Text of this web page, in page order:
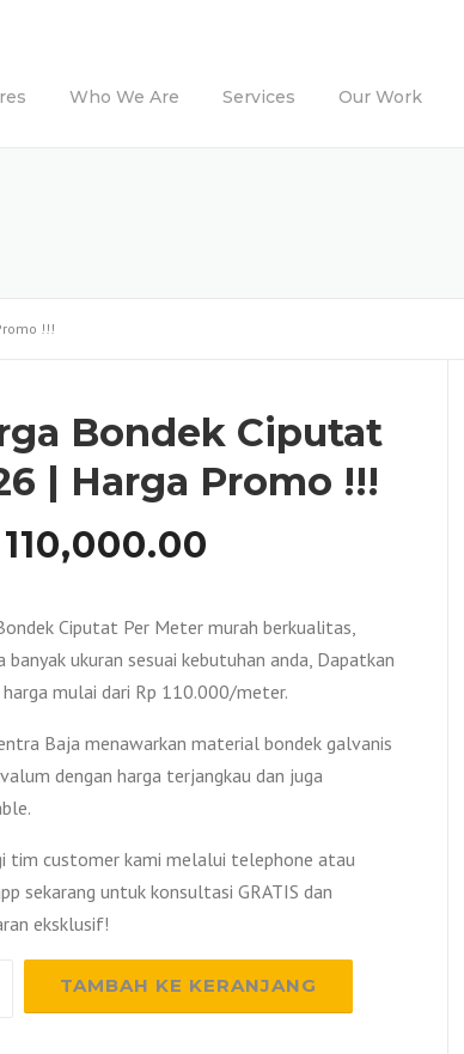
Who We Are Services Our Work
!!!
Bondek Ciputat
| Harga Promo !!!
110,000.00
Ciputat Per Meter murah berkualitas,
banyak ukuran sesuai kebutuhan anda, Dapatkan
harga mulai dari Rp 110.000/meter.
Baja menawarkan material bondek galvanis
dengan harga terjangkau dan juga
tim customer kami melalui telephone atau
sekarang untuk konsultasi GRATIS dan
eksklusif!
TAMBAH KE KERANJANG